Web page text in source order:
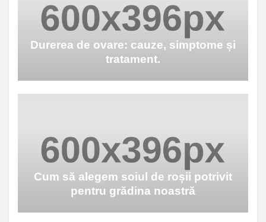
Durerea de ovare: cauze, simptome și
tratament.
Cum să alegem soiul de roșii potrivit
pentru grădina noastră